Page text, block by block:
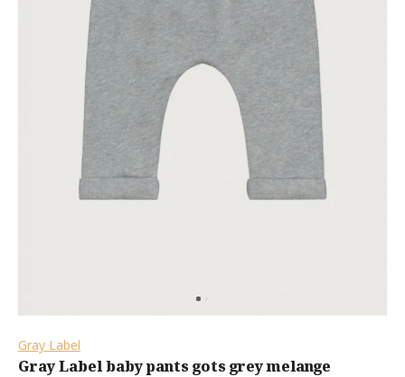
Gray Label
Gray Label baby pants gots grey melange